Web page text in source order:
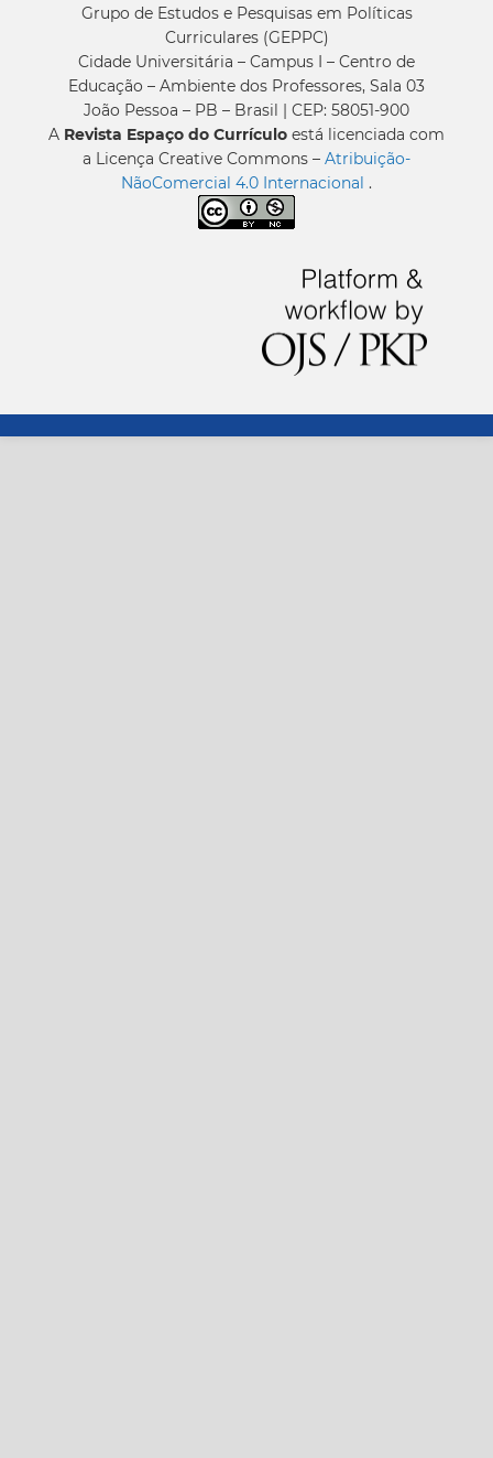
Grupo de Estudos e Pesquisas em Políticas
Curriculares (GEPPC)
Cidade Universitária – Campus I – Centro de
Educação – Ambiente dos Professores, Sala 03
João Pessoa – PB – Brasil | CEP: 58051-900
A Revista Espaço do Currículo está licenciada com
a Licença Creative Commons – Atribuição-
NãoComercial 4.0 Internacional .